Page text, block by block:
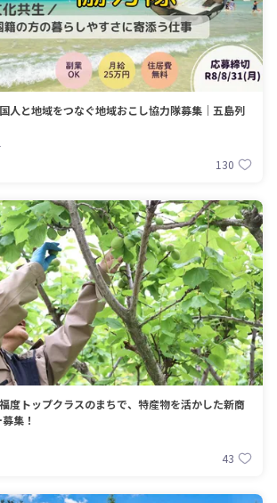
人と地域をつなぐ地域おこし協力隊募集｜五島列
130
度トップクラスのまちで、特産物を活かした新商
集！
43